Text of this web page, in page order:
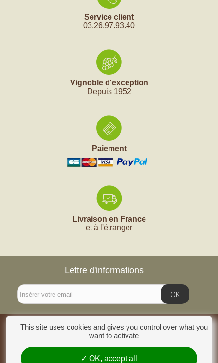
Service client
03.26.97.93.40
Vignoble d'exception
Depuis 1952
Paiement
Livraison en France
et à l'étranger
Lettre d'informations
OK
INFORMATIONS
CATÉGORIES
This site uses cookies and gives you control over what you
want to activate
OK, accept all